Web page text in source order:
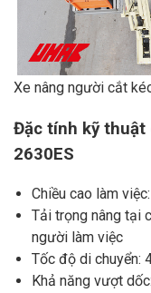
Xe nâng người cắt
Đặc tính kỹ thuật
2630ES
Chiều cao làm
Tải trọng nâng tại
người làm việc
Tốc độ di chuyển:
Khả năng vượt